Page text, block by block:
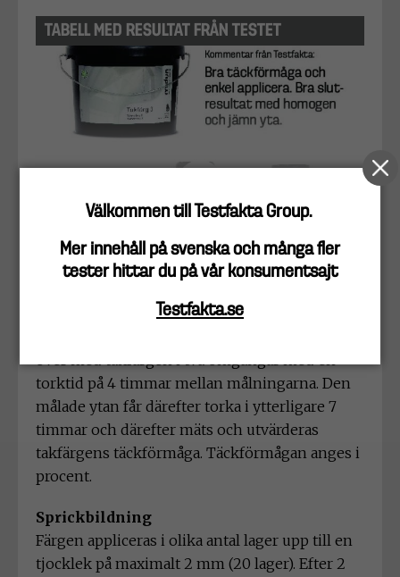
TABELL MED RESULTAT FRÅN TESTET
Testet omfattar följande delmoment:
Två breda, svarta ränder målas på en gipsskiva
över med takfärgen i två omgångar med en
torktid på 4 timmar mellan målningarna. Den
målade ytan får därefter torka i ytterligare 7
timmar och därefter mäts och utvärderas
takfärgens täckförmåga. Täckförmågan anges i
procent.
Sprickbildning
Färgen appliceras i olika antal lager upp till en
tjocklek på maximalt 2 mm (20 lager). Efter 2
Välkommen till Testfakta Group.
Mer innehåll på svenska och många fler
tester hittar du på vår konsumentsajt
Testfakta.se